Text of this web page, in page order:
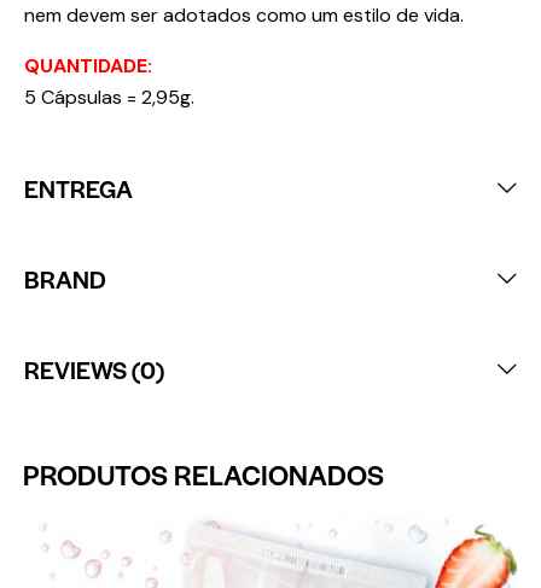
nem devem ser adotados como um estilo de vida.
QUANTIDADE:
5 Cápsulas = 2,95g.
ENTREGA
BRAND
REVIEWS (0)
PRODUTOS RELACIONADOS